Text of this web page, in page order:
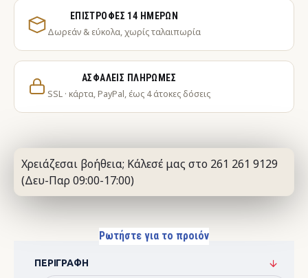
ΕΠΙΣΤΡΟΦΈΣ 14 ΗΜΕΡΏΝ
Δωρεάν & εύκολα, χωρίς ταλαιπωρία
ΑΣΦΑΛΕΊΣ ΠΛΗΡΩΜΈΣ
SSL · κάρτα, PayPal, έως 4 άτοκες δόσεις
Χρειάζεσαι βοήθεια; Κάλεσέ μας στο 261 261 9129
(Δευ-Παρ 09:00-17:00)
Ρωτήστε για το προιόν
ΠΕΡΙΓΡΑΦΉ